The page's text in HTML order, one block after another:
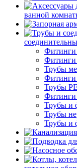
ванной
Фитинги
Фитинги
Трубы
Фитинги
Трубы
Фитинги
Трубы и
Трубы
Трубы и